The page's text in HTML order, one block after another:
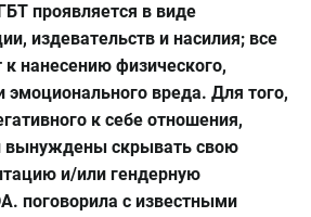
проявляется в виде
издевательств и насилия; все
к нанесению физического,
эмоционального вреда. Для того,
к себе отношения,
вынуждены скрывать свою
и/или гендерную
поговорила с известными